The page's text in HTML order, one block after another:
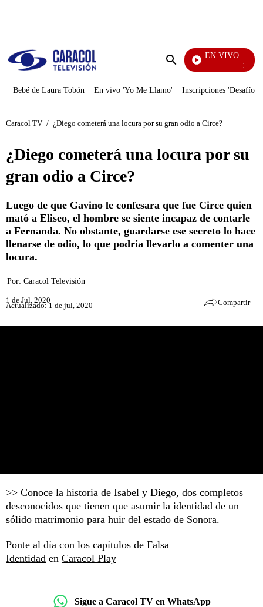
Enviar
EN VIVO
María La
Bebé de Laura Tobón En vivo 'Yo Me Llamo' Inscripciones 'Desafío'
Caracol TV / ¿Diego cometerá una locura por su gran odio a Circe?
¿Diego cometerá una locura por su
gran odio a Circe?
Luego de que Gavino le confesara que fue Circe quien
mató a Eliseo, el hombre se siente incapaz de contarle
a Fernanda. No obstante, guardarse ese secreto lo hace
llenarse de odio, lo que podría llevarlo a comenter una
locura.
Por: Caracol Televisión
1 de Jul, 2020
Actualizado: 1 de jul, 2020 Compartir
>> Conoce la historia de Isabel y Diego, dos completos
desconocidos que tienen que asumir la identidad de un
sólido matrimonio para huir del estado de Sonora.
Ponte al día con los capítulos de Falsa
Identidad en Caracol Play
Sigue a Caracol TV en WhatsApp